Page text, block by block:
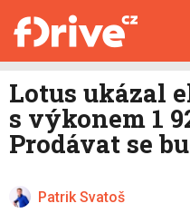
KATALOG
MAPA STANIC
DALŠÍ
HYBRIDY
E-MOTORSPORT
OSTATNÍ
Facebook
Lotus ukázal
s výkonem 1
Prodávat se
Patrik Svatoš